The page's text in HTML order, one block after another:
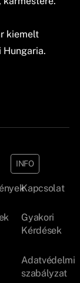
kiemelt
Hungaria.
INFO
Kapcsolat
Gyakori
Kérdések
Adatvédelmi
szabályzat